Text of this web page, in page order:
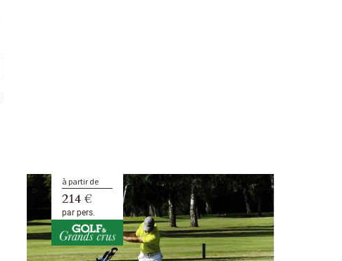
à partir de
214 €
par pers.